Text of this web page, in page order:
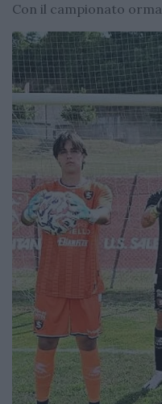
Con il campionato